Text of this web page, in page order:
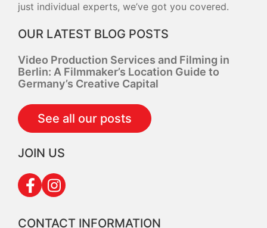
just individual experts, we’ve got you covered.
OUR LATEST BLOG POSTS
Video Production Services and Filming in
Berlin: A Filmmaker’s Location Guide to
Germany’s Creative Capital
See all our posts
JOIN US
CONTACT INFORMATION